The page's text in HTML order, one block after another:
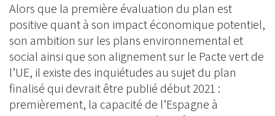
Alors que la première évaluation du plan est
positive quant à son impact économique potentiel,
son ambition sur les plans environnemental et
social ainsi que son alignement sur le Pacte vert de
l’UE, il existe des inquiétudes au sujet du plan
finalisé qui devrait être publié début 2021 :
premièrement, la capacité de l’Espagne à